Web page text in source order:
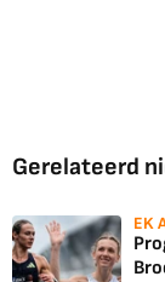
Gerelateerd
EK